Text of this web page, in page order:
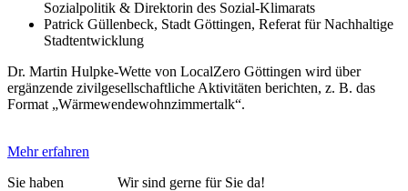
Sozialpolitik & Direktorin des Sozial-Klimarats
Patrick Güllenbeck, Stadt Göttingen, Referat für Nachhaltige
Stadtentwicklung
Dr. Martin Hulpke-Wette von LocalZero Göttingen wird über
ergänzende zivilgesellschaftliche Aktivitäten berichten, z. B. das
Format „Wärmewendewohnzimmertalk“.
Mehr erfahren
Sie haben
Wir sind gerne für Sie da!